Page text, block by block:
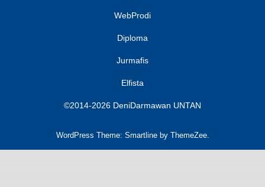
WebProdi
Diploma
Jurmafis
Elfista
©2014-2026 DeniDarmawan UNTAN
WordPress Theme: Smartline by ThemeZee.